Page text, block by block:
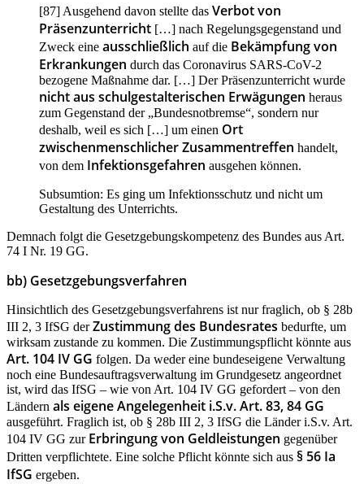
[87] Ausgehend davon stellte das Verbot von
Präsenzunterricht […] nach Regelungsgegenstand und
Zweck eine ausschließlich auf die Bekämpfung von
Erkrankungen durch das Coronavirus SARS-CoV-2
bezogene Maßnahme dar. […] Der Präsenzunterricht wurde
nicht aus schulgestalterischen Erwägungen heraus
zum Gegenstand der „Bundesnotbremse“, sondern nur
deshalb, weil es sich […] um einen Ort
zwischenmenschlicher Zusammentreffen handelt,
von dem Infektionsgefahren ausgehen können.
Subsumtion: Es ging um Infektionsschutz und nicht um
Gestaltung des Unterrichts.
Demnach folgt die Gesetzgebungskompetenz des Bundes aus Art.
74 I Nr. 19 GG.
bb) Gesetzgebungsverfahren
Hinsichtlich des Gesetzgebungsverfahrens ist nur fraglich, ob § 28b
III 2, 3 IfSG derZustimmung des Bundesrates bedurfte, um
wirksam zustande zu kommen. Die Zustimmungspflicht könnte aus
Art. 104 IV GG folgen. Da weder eine bundeseigene Verwaltung
noch eine Bundesauftragsverwaltung im Grundgesetz angeordnet
ist, wird das IfSG – wie von Art. 104 IV GG gefordert – von den
Ländern als eigene Angelegenheit i.S.v. Art. 83, 84 GG
ausgeführt. Fraglich ist, ob § 28b III 2, 3 IfSG die Länder i.S.v. Art.
104 IV GG zur Erbringung von Geldleistungen gegenüber
Dritten verpflichtete. Eine solche Pflicht könnte sich aus § 56 Ia
IfSG ergeben.